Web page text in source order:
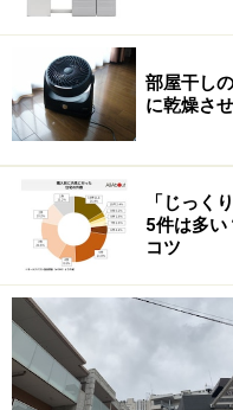
応接室の椅子は、公開に
隔が狭過ぎ
応接室の壁面には歴代市
市長の写真だけ寂しく別
スの問題で他意はないと思
20人あまりが会食できる
うに興味がわいたけれど…
部屋干し
に乾燥さ
「じっく
5件は多い
コツ